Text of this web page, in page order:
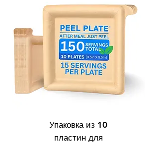
Упаковка из 10
пластин для